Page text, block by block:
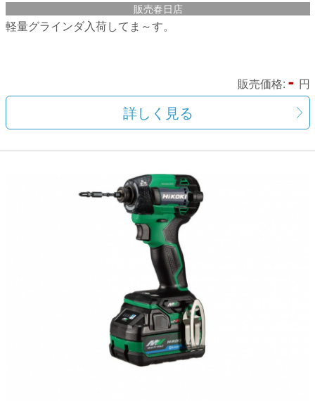
販売春日店
軽量グラインダ入荷してま～す。
販売価格: - 円
詳しく見る